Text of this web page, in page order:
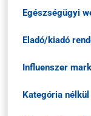
Egészségügyi
Eladó/kiadó
Influenszer
Kategória